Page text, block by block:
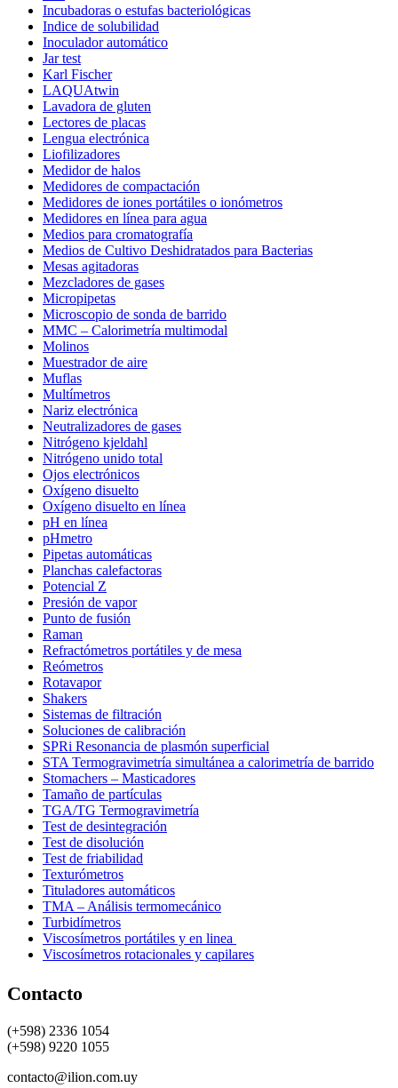
Incubadoras o estufas bacteriológicas
Indice de solubilidad
Inoculador automático
Jar test
Karl Fischer
LAQUAtwin
Lavadora de gluten
Lectores de placas
Lengua electrónica
Liofilizadores
Medidor de halos
Medidores de compactación
Medidores de iones portátiles o ionómetros
Medidores en línea para agua
Medios para cromatografía
Medios de Cultivo Deshidratados para Bacterias
Mesas agitadoras
Mezcladores de gases
Micropipetas
Microscopio de sonda de barrido
MMC – Calorimetría multimodal
Molinos
Muestrador de aire
Muflas
Multímetros
Nariz electrónica
Neutralizadores de gases
Nitrógeno kjeldahl
Nitrógeno unido total
Ojos electrónicos
Oxígeno disuelto
Oxígeno disuelto en línea
pH en línea
pHmetro
Pipetas automáticas
Planchas calefactoras
Potencial Z
Presión de vapor
Punto de fusión
Raman
Refractómetros portátiles y de mesa
Reómetros
Rotavapor
Shakers
Sistemas de filtración
Soluciones de calibración
SPRi Resonancia de plasmón superficial
STA Termogravimetría simultánea a calorimetría de barrido
Stomachers – Masticadores
Tamaño de partículas
TGA/TG Termogravimetría
Test de desintegración
Test de disolución
Test de friabilidad
Texturómetros
Tituladores automáticos
TMA – Análisis termomecánico
Turbidímetros
Viscosímetros portátiles y en linea
Viscosímetros rotacionales y capilares
Contacto
(+598) 2336 1054
(+598) 9220 1055
contacto@ilion.com.uy